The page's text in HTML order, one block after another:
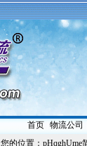
首页| 物流公司
您的位置：pHqghUme